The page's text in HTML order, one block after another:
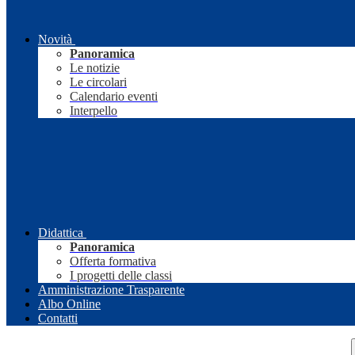
Novità
Panoramica
Le notizie
Le circolari
Calendario eventi
Interpello
Didattica
Panoramica
Offerta formativa
I progetti delle classi
Amministrazione Trasparente
Albo Online
Contatti